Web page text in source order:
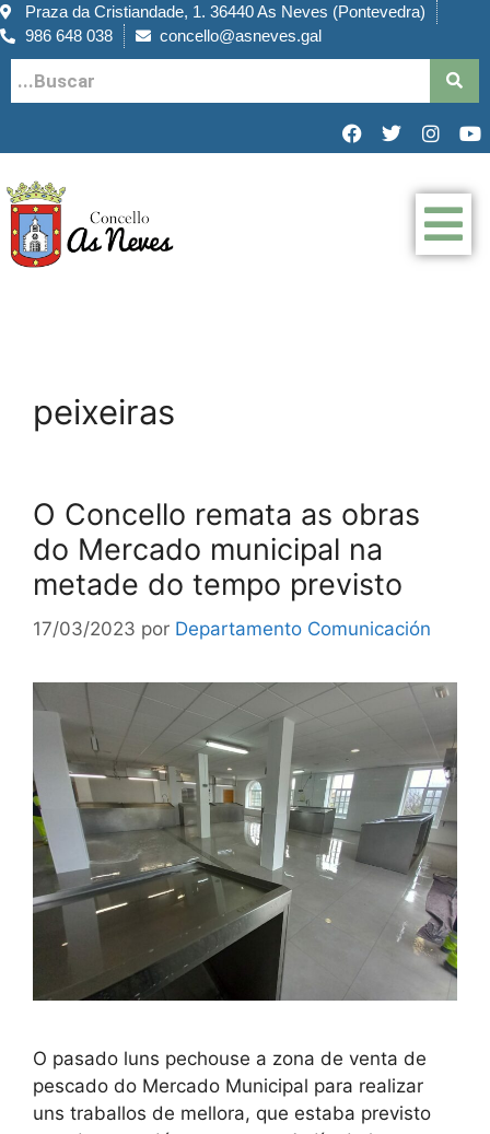
Praza da Cristiandade, 1. 36440 As Neves (Pontevedra)
986 648 038
concello@asneves.gal
peixeiras
O Concello remata as obras
do Mercado municipal na
metade do tempo previsto
17/03/2023 por Departamento Comunicación
O pasado luns pechouse a zona de venta de
pescado do Mercado Municipal para realizar
uns traballos de mellora, que estaba previsto